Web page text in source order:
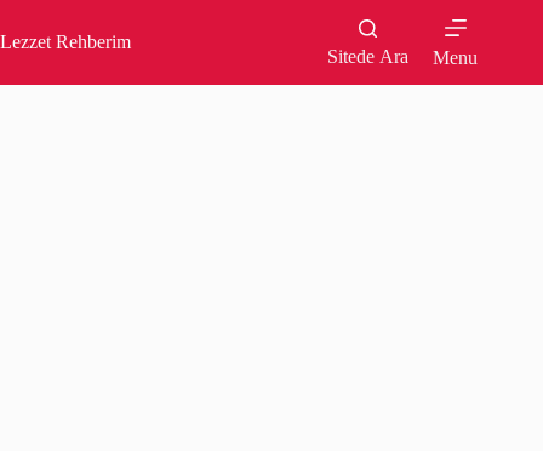
to
content
Lezzet Rehberim
Sitede Ara Menu